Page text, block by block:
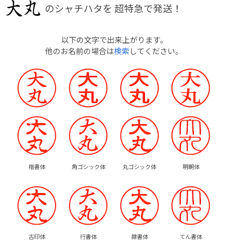
のシャチハタを 超特急で発送！
以下の文字で出来上がります。
他のお名前の場合は検索してください。
楷書体 角ゴシック体 丸ゴシック体 明朝体
古印体 行書体 隷書体 てん書体